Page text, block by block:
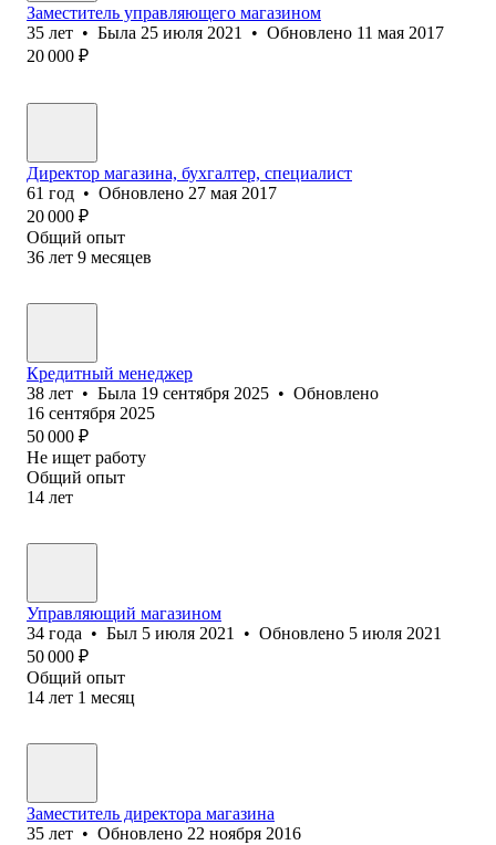
Заместитель управляющего магазином
35 лет • Была 25 июля 2021 • Обновлено 11 мая 2017
20 000 ₽
Директор магазина, бухгалтер, специалист
61 год • Обновлено 27 мая 2017
20 000 ₽
Общий опыт
36 лет 9 месяцев
Кредитный менеджер
38 лет • Была 19 сентября 2025 • Обновлено
16 сентября 2025
50 000 ₽
Не ищет работу
Общий опыт
14 лет
Управляющий магазином
34 года • Был 5 июля 2021 • Обновлено 5 июля 2021
50 000 ₽
Общий опыт
14 лет 1 месяц
Заместитель директора магазина
35 лет • Обновлено 22 ноября 2016